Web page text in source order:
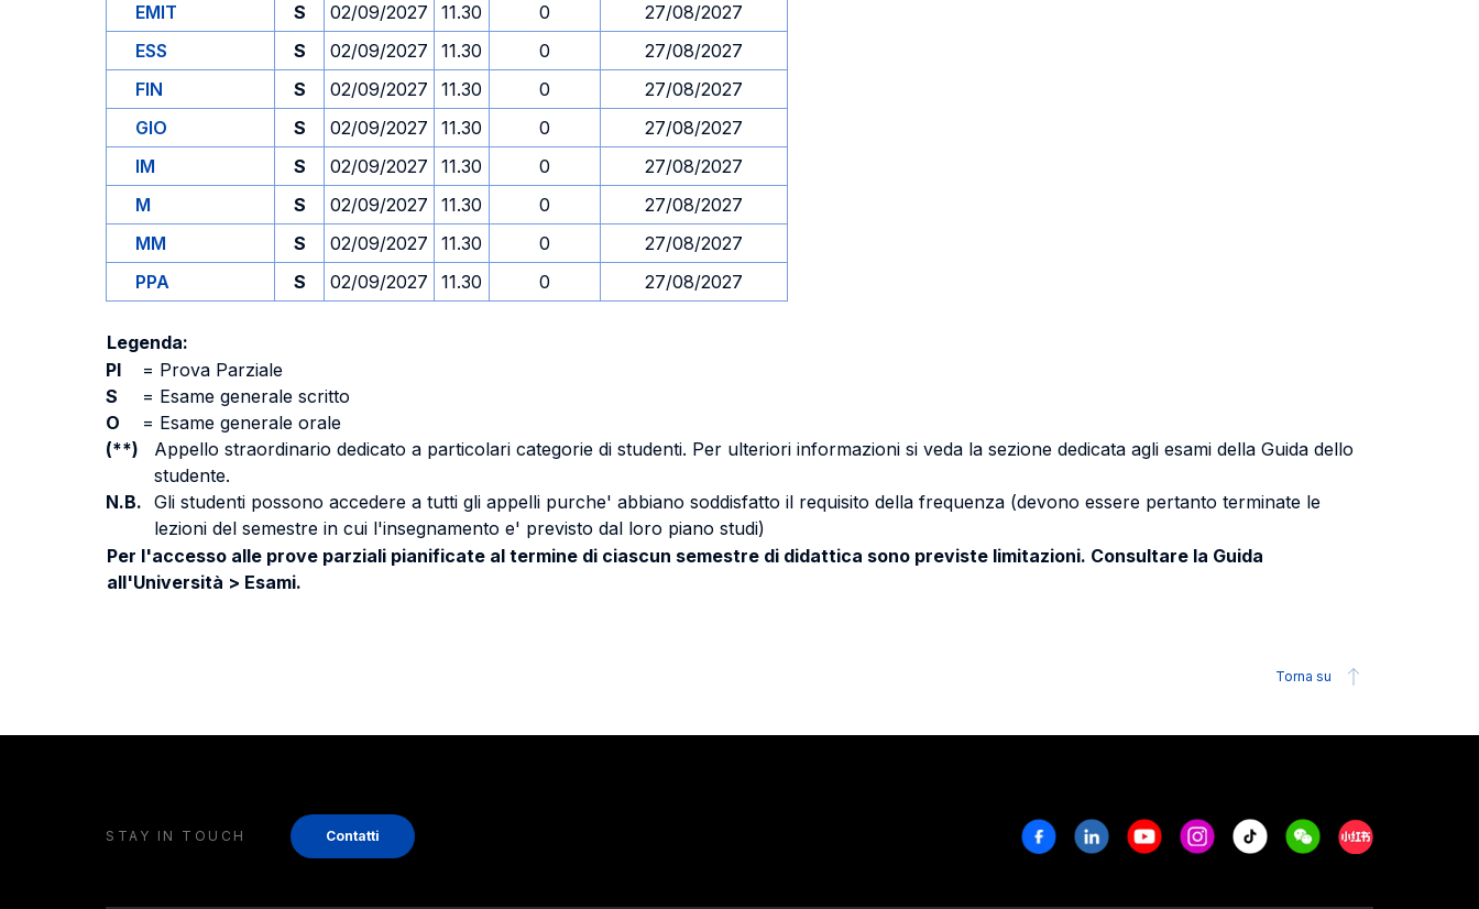
EMIT
S 02/09/2027 11.30 0
27/08/2027
ESS
S 02/09/2027 11.30 0
27/08/2027
FIN
S 02/09/2027 11.30 0
27/08/2027
GIO
S 02/09/2027 11.30 0
27/08/2027
IM
S 02/09/2027 11.30 0
27/08/2027
M
S 02/09/2027 11.30 0
27/08/2027
MM
S 02/09/2027 11.30 0
27/08/2027
PPA
S 02/09/2027 11.30 0 27/08/2027
Legenda:
PI
= Prova Parziale
S
= Esame generale scritto
O
= Esame generale orale
(**)
Appello straordinario dedicato a particolari categorie di studenti. Per ulteriori informazioni si veda la sezione dedicata agli esami della Guida dello
studente.
N.B. Gli studenti possono accedere a tutti gli appelli purche' abbiano soddisfatto il requisito della frequenza (devono essere pertanto terminate le
lezioni del semestre in cui l'insegnamento e' previsto dal loro piano studi)
Per l'accesso alle prove parziali pianificate al termine di ciascun semestre di didattica sono previste limitazioni. Consultare la Guida
all'Università > Esami.
Torna su
STAY IN TOUCH Contatti FacebookLinkedinYoutubeInstagram
Tiktok WeechatXiaohongshu/